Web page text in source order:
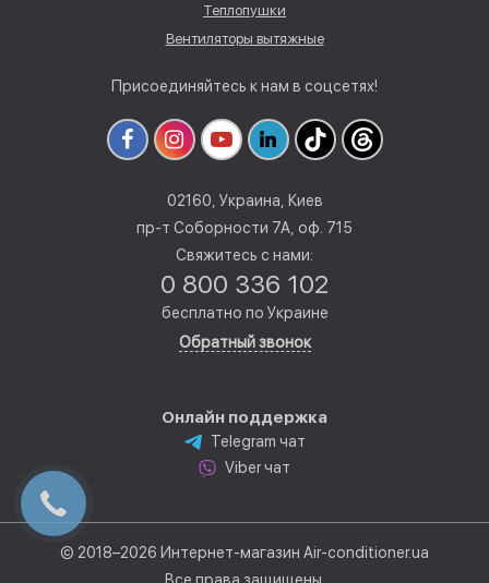
Теплопушки
Вентиляторы вытяжные
Присоединяйтесь к нам в соцсетях!
02160, Украина, Киев
пр-т Соборности 7А, оф. 715
Свяжитесь с нами:
0 800 336 102
бесплатно по Украине
Обратный звонок
Онлайн поддержка
Telegram чат
Viber чат
© 2018–2026 Интернет-магазин Air-conditioner.ua
Все права защищены.